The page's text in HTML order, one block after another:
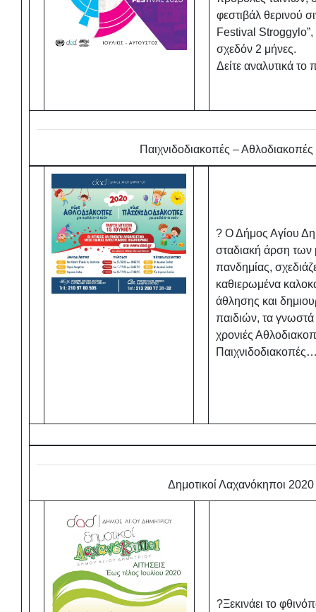
φεστιβάλ θερινού
Festival Stroggylo”,
σχεδόν 2 μήνες.
Δείτε αναλυτικά
Παιχνιδοδιακοπές –
? Ο Δήμος Αγίου
σταδιακή άρση των
πανδημίας,
καθιερωμένα
άθλησης και
παιδιών, τα
χρονιές
Δημοτικοί Λαχανόκηποι 2020
?Ξεκινάει το